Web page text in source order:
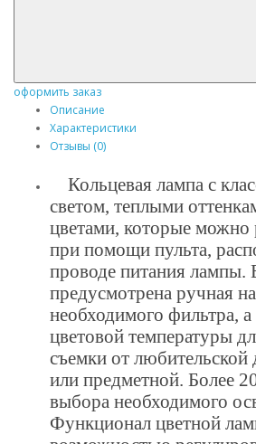
оформить заказ
Описание
Характеристики
Отзывы (0)
Кольцевая лампа с
светом, теплыми
цветами, которые можно
при помощи пульта,
проводе питания лампы.
предусмотрена ручная
необходимого фильтра,
цветовой температуры
съемки от любительской
или предметной. Более
выбора необходимого
Функционал цветной